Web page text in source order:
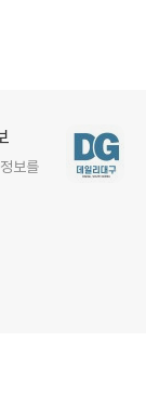
보를